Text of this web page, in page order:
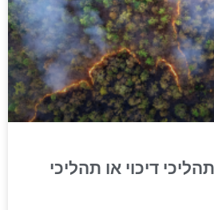
דיכוי או תהליכי